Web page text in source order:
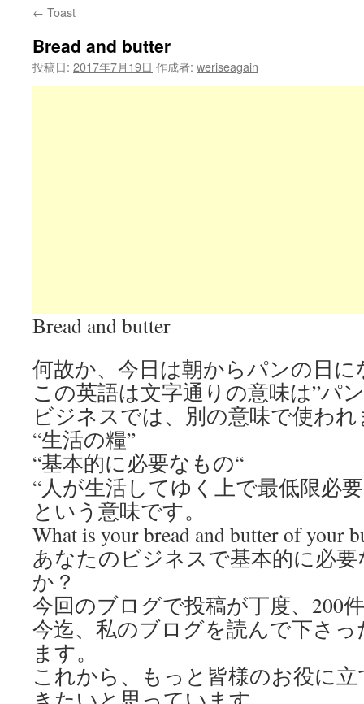
← Toast
Bread and butter
投稿日: 2017年7月19日 作成者: weriseagain
Bread and butter
何故か、今日は朝からパンの日
この英語は文字通りの意味は”パ
ビジネスでは、別の意味で使わ
“生活の糧”
“基本的に必要なもの“
“人が生活してゆく上で最低限必
という意味です。
What is your bread and butter of your
あなたのビジネスで基本的に必
か？
今回のブログで投稿が丁度、 200
今迄、私のブログを読んで下さ
ます。
これから、もっと皆様のお役に